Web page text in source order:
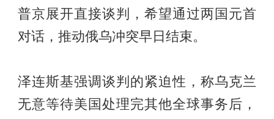
普京展开直接谈判，希望通过两国元首
对话，推动俄乌冲突早日结束。
泽连斯基强调谈判的紧迫性，称乌克兰
无意等待美国处理完其他全球事务后，